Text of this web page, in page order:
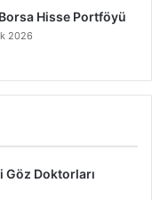
Hisse Portföyü
2026
Göz Doktorları